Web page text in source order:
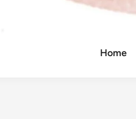
Home